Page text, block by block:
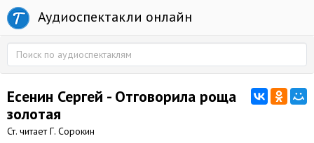
Аудиоспектакли онлайн
Есенин Сергей - Отговорила роща
золотая
Ст. читает Г. Сорокин